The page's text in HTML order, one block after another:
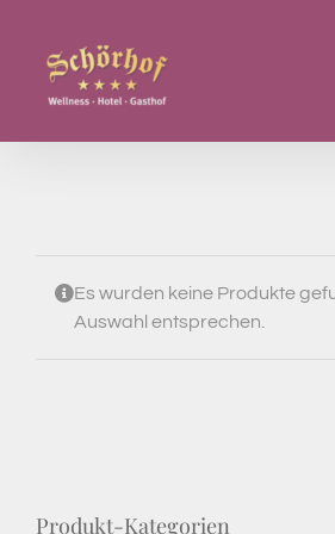
springen
Es wurden keine Produkte
Auswahl entsprechen.
Produkt-Kategorien